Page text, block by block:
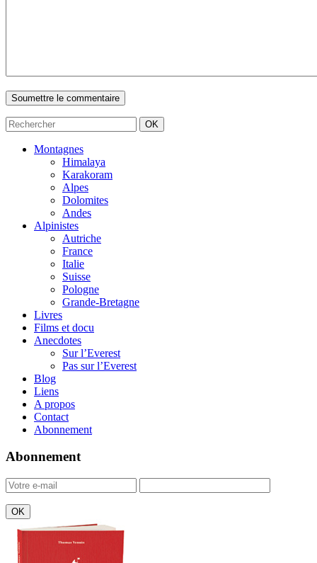
Montagnes
Himalaya
Karakoram
Alpes
Dolomites
Andes
Alpinistes
Autriche
France
Italie
Suisse
Pologne
Grande-Bretagne
Livres
Films et docu
Anecdotes
Sur l’Everest
Pas sur l’Everest
Blog
Liens
A propos
Contact
Abonnement
Abonnement